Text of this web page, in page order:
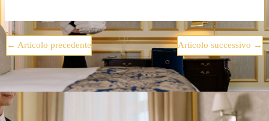
← Articolo precedente Articolo successivo →